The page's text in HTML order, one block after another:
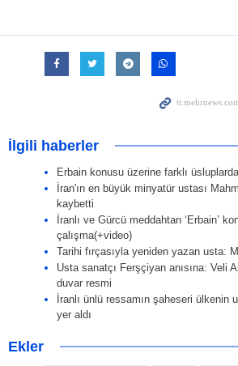
İlgili haberler
Erbain konusu üzerine farklı
İran'ın en büyük minyatür ustası
kaybetti
İranlı ve Gürcü meddahtan ‘Erbain’
çalışma(+video)
Tarihi fırçasıyla yeniden yazan usta:
Usta sanatçı Ferşçiyan anısına: Veli
duvar resmi
İranlı ünlü ressamın şaheseri ülkenin
yer aldı
Ekler